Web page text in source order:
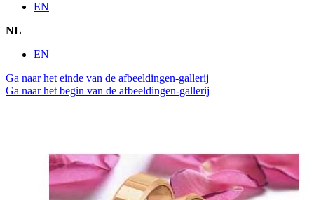
EN
NL
EN
Ga naar het einde van de afbeeldingen-gallerij
Ga naar het begin van de afbeeldingen-gallerij